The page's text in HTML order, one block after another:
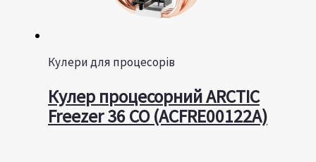
Кулери для процесорів
Кулер процесорний ARCTIC
Freezer 36 CO (ACFRE00122A)